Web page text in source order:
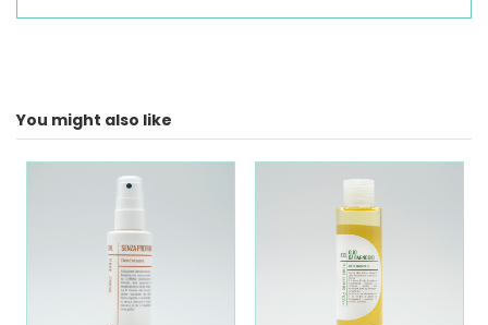
You might also like